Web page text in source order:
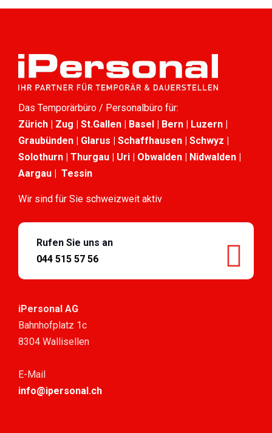
Das Temporärbüro / Personalbüro für:
Zürich | Zug | St.Gallen | Basel | Bern | Luzern |
Graubünden | Glarus | Schaffhausen | Schwyz |
Solothurn | Thurgau | Uri | Obwalden | Nidwalden |
Aargau | Tessin
Wir sind für Sie schweizweit aktiv
Rufen Sie uns an
044 515 57 56
iPersonal AG
Bahnhofplatz 1c
8304 Wallisellen
E-Mail
info@ipersonal.ch